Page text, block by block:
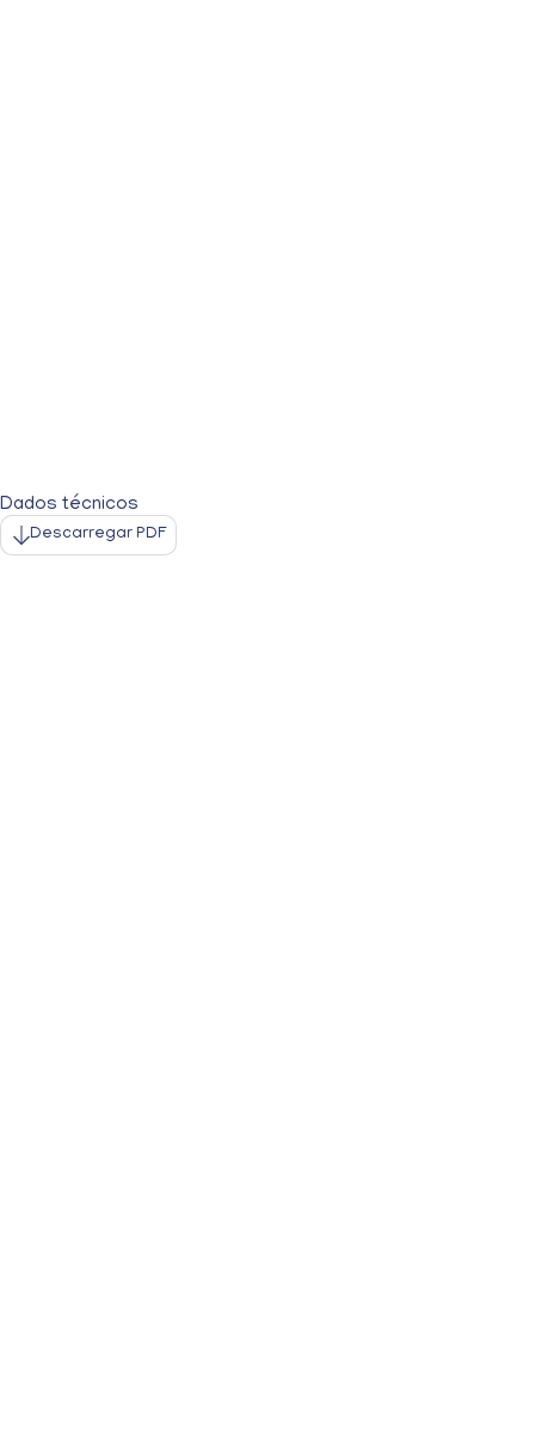
Dados técnicos
Descarregar PDF